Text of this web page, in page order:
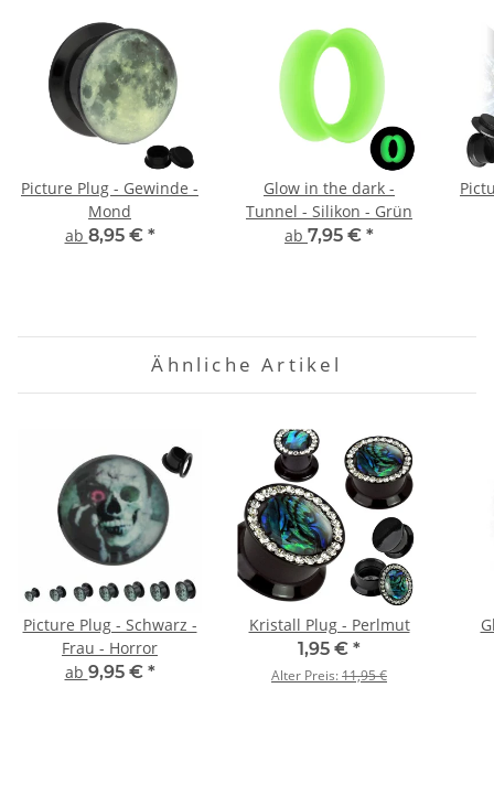
Picture Plug - Gewinde -
Mond
ab 8,95 € *
Glow in the dark -
Tunnel - Silikon - Grün
ab 7,95 € *
Ähnliche Artikel
Picture Plug - Schwarz -
Frau - Horror
ab 9,95 € *
Kristall Plug - Perlmut
1,95 € *
Alter Preis:11,95 €